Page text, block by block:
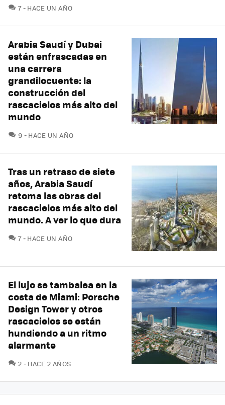
7COMENTARIOS
HACE UN AÑO
Arabia Saudí y Dubai
están enfrascadas en
una carrera
grandilocuente: la
construcción del
rascacielos más alto del
mundo
9 COMENTARIOS
HACE UN AÑO
Tras un retraso de siete
años, Arabia Saudí
retoma las obras del
rascacielos más alto del
mundo. A ver lo que dura
7COMENTARIOS
HACE UN AÑO
El lujo se tambalea en la
costa de Miami: Porsche
Design Tower y otros
rascacielos se están
hundiendo a un ritmo
alarmante
2 COMENTARIOS
HACE 2 AÑOS